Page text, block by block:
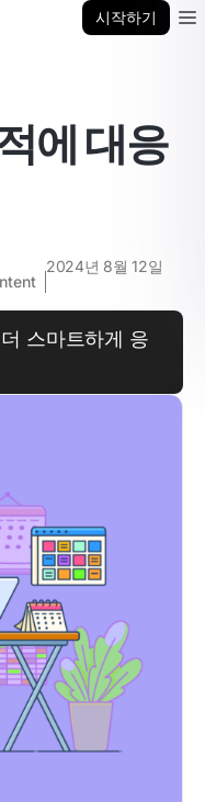
시작하기
에 대응
2024년 8월 12일
스마트하게 응